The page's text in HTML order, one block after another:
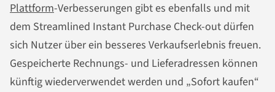
Plattform-Verbesserungen gibt es ebenfalls und mit
dem Streamlined Instant Purchase Check-out dürfen
sich Nutzer über ein besseres Verkaufserlebnis freuen.
Gespeicherte Rechnungs- und Lieferadressen können
künftig wiederverwendet werden und „Sofort kaufen“